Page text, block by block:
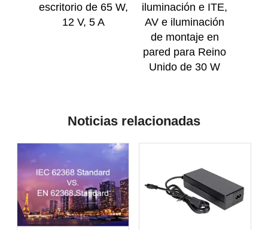
escritorio de 65 W,
12 V, 5 A
iluminación e ITE,
AV e iluminación
de montaje en
pared para Reino
Unido de 30 W
Noticias relacionadas